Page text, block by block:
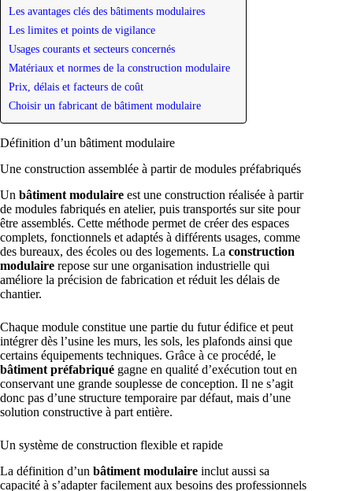
Les avantages clés des bâtiments modulaires
Les limites et points de vigilance
Usages courants et secteurs concernés
Matériaux et normes de la construction modulaire
Prix, délais et facteurs de coût
Choisir un fabricant de bâtiment modulaire
Définition d’un bâtiment modulaire
Une construction assemblée à partir de modules préfabriqués
Un bâtiment modulaire est une construction réalisée à partir
de modules fabriqués en atelier, puis transportés sur site pour
être assemblés. Cette méthode permet de créer des espaces
complets, fonctionnels et adaptés à différents usages, comme
des bureaux, des écoles ou des logements. La construction
modulaire repose sur une organisation industrielle qui
améliore la précision de fabrication et réduit les délais de
chantier.
Chaque module constitue une partie du futur édifice et peut
intégrer dès l’usine les murs, les sols, les plafonds ainsi que
certains équipements techniques. Grâce à ce procédé, le
bâtiment préfabriqué gagne en qualité d’exécution tout en
conservant une grande souplesse de conception. Il ne s’agit
donc pas d’une structure temporaire par défaut, mais d’une
solution constructive à part entière.
Un système de construction flexible et rapide
La définition d’un bâtiment modulaire inclut aussi sa
capacité à s’adapter facilement aux besoins des professionnels